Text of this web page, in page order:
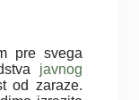
pre svega
javnog
od zaraze.